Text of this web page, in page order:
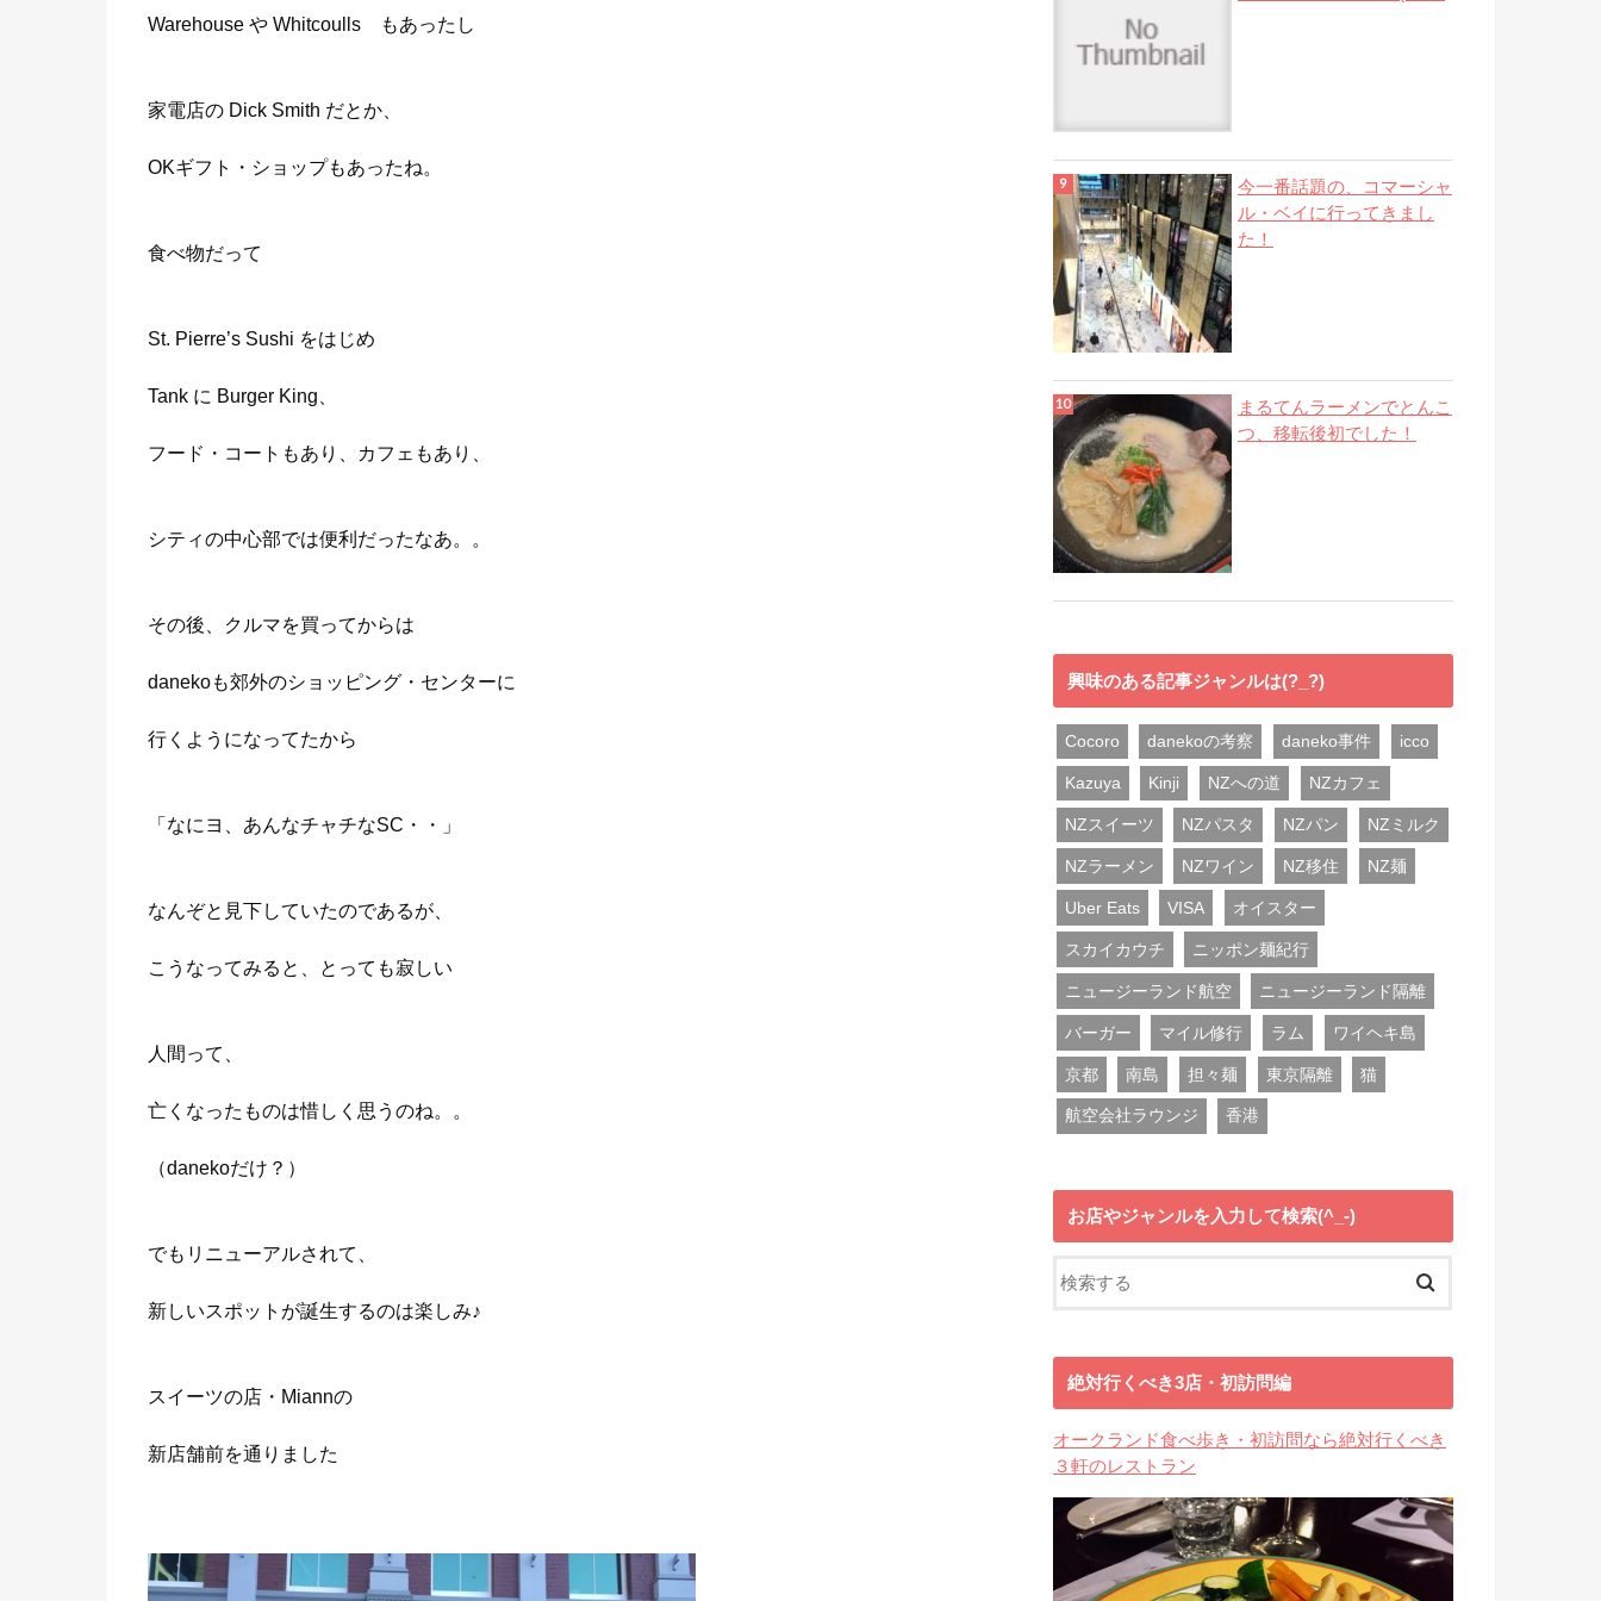
Warehouse や Whitcoulls もあったし
家電店の Dick Smith だとか、
OKギフト・ショップもあったね。
食べ物だって
St. Pierre’s Sushi をはじめ
Tank に Burger King、
フード・コートもあり、カフェもあり、
シティの中心部では便利だったなあ。。
その後、クルマを買ってからは
danekoも郊外のショッピング・センターに
行くようになってたから
「なにヨ、あんなチャチなSC・・」
なんぞと見下していたのであるが、
こうなってみると、とっても寂しい
人間って、
亡くなったものは惜しく思うのね。。
（danekoだけ？）
でもリニューアルされて、
新しいスポットが誕生するのは楽しみ♪
スイーツの店・Miannの
新店舗前を通りました
今一番話題の、コマーシャ
ル・ベイに行ってきまし
た！
まるてんラーメンでとんこ
つ、移転後初でした！
興味のある記事ジャンルは(?_?)
Cocoro danekoの考察 daneko事件 icco
Kazuya Kinji NZへの道 NZカフェ
NZスイーツ NZパスタ NZパン NZミルク
NZラーメン NZワイン NZ移住 NZ麺
Uber Eats VISA オイスター
スカイカウチ ニッポン麺紀行
ニュージーランド航空 ニュージーランド隔離
バーガー マイル修行 ラム ワイヘキ島
京都 南島 担々麺 東京隔離 猫
航空会社ラウンジ 香港
お店やジャンルを入力して検索(^_-)
絶対行くべき3店・初訪問編
オークランド食べ歩き・初訪問なら絶対行くべき
３軒のレストラン